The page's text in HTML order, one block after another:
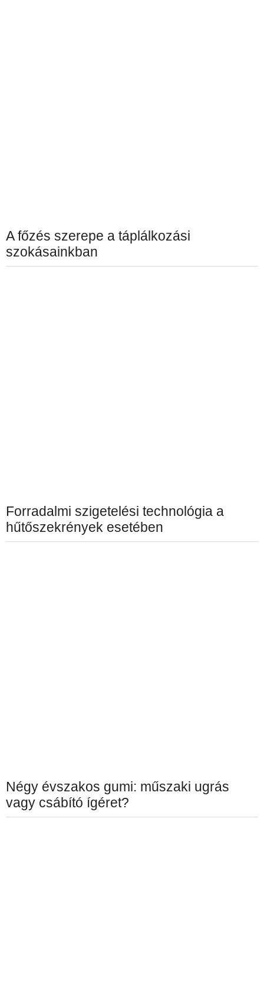
A főzés szerepe a táplálkozási
szokásainkban
Forradalmi szigetelési technológia a
hűtőszekrények esetében
Négy évszakos gumi: műszaki ugrás
vagy csábító ígéret?